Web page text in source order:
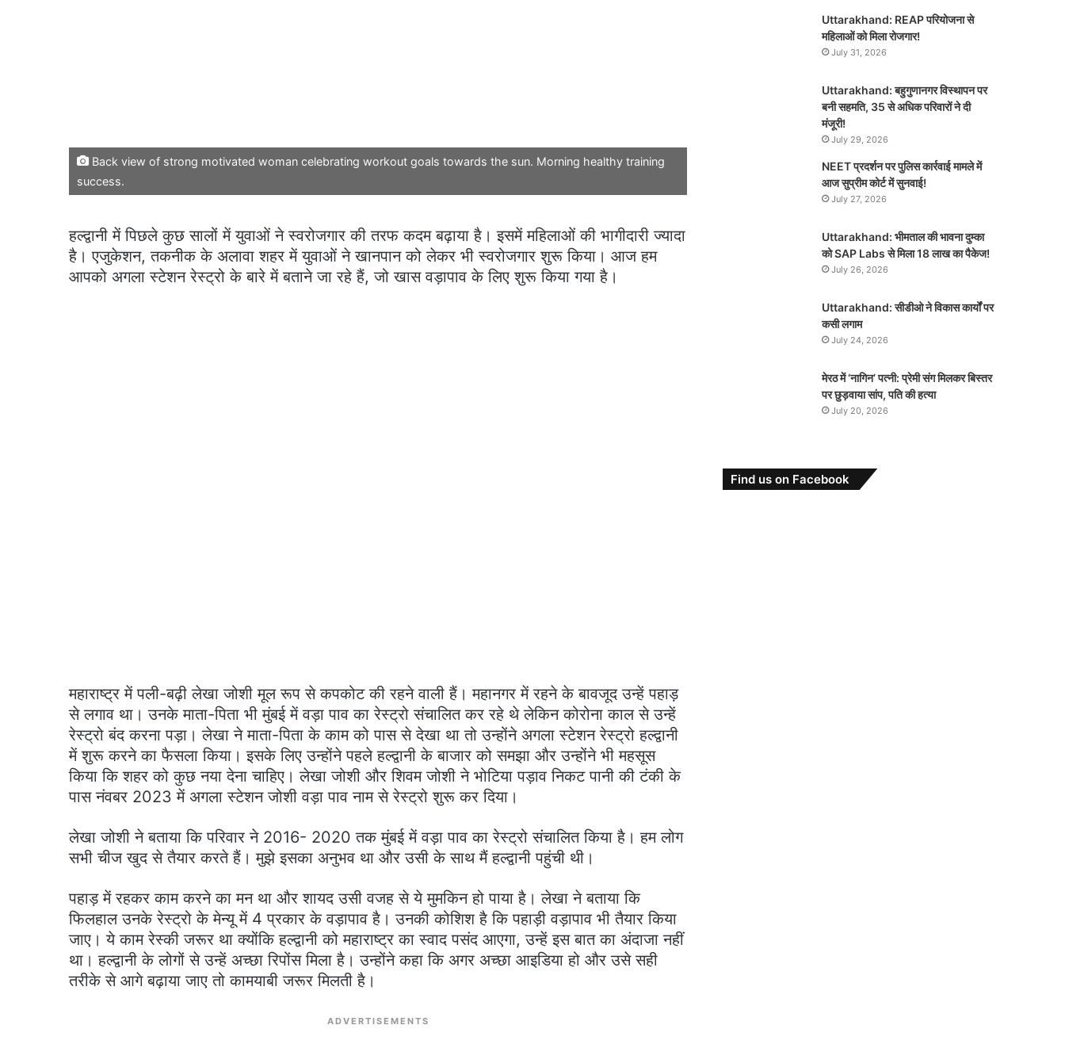
Back view of strong motivated woman celebrating workout goals towards the sun. Morning healthy training
success.
हल्द्वानी में पिछले कुछ सालों में युवाओं ने स्वरोजगार की तरफ कदम बढ़ाया है। इसमें महिलाओं की भागीदारी ज्यादा
है। एजुकेशन, तकनीक के अलावा शहर में युवाओं ने खानपान को लेकर भी स्वरोजगार शुरू किया। आज हम
आपको अगला स्टेशन रेस्ट्रो के बारे में बताने जा रहे हैं, जो खास वड़ापाव के लिए शुरू किया गया है।
महाराष्ट्र में पली-बढ़ी लेखा जोशी मूल रूप से कपकोट की रहने वाली हैं। महानगर में रहने के बावजूद उन्हें पहाड़
से लगाव था। उनके माता-पिता भी मुंबई में वड़ा पाव का रेस्ट्रो संचालित कर रहे थे लेकिन कोरोना काल से उन्हें
रेस्ट्रो बंद करना पड़ा। लेखा ने माता-पिता के काम को पास से देखा था तो उन्होंने अगला स्टेशन रेस्ट्रो हल्द्वानी
में शुरू करने का फैसला किया। इसके लिए उन्होंने पहले हल्द्वानी के बाजार को समझा और उन्होंने भी महसूस
किया कि शहर को कुछ नया देना चाहिए। लेखा जोशी और शिवम जोशी ने भोटिया पड़ाव निकट पानी की टंकी के
पास नंवबर 2023 में अगला स्टेशन जोशी वड़ा पाव नाम से रेस्ट्रो शुरू कर दिया।
लेखा जोशी ने बताया कि परिवार ने 2016- 2020 तक मुंबई में वड़ा पाव का रेस्ट्रो संचालित किया है। हम लोग
सभी चीज खुद से तैयार करते हैं। मुझे इसका अनुभव था और उसी के साथ मैं हल्द्वानी पहुंची थी।
पहाड़ में रहकर काम करने का मन था और शायद उसी वजह से ये मुमकिन हो पाया है। लेखा ने बताया कि
फिलहाल उनके रेस्ट्रो के मेन्यू में 4 प्रकार के वड़ापाव है। उनकी कोशिश है कि पहाड़ी वड़ापाव भी तैयार किया
जाए। ये काम रेस्की जरूर था क्योंकि हल्द्वानी को महाराष्ट्र का स्वाद पसंद आएगा, उन्हें इस बात का अंदाजा नहीं
था। हल्द्वानी के लोगों से उन्हें अच्छा रिपोंस मिला है। उन्होंने कहा कि अगर अच्छा आइडिया हो और उसे सही
तरीके से आगे बढ़ाया जाए तो कामयाबी जरूर मिलती है।
ADVERTISEMENTS
Uttarakhand: REAP परियोजना से
महिलाओं को मिला रोजगार!
July 31, 2026
Uttarakhand: बहुगुणानगर विस्थापन पर
बनी सहमति, 35 से अधिक परिवारों ने दी
मंजूरी!
July 29, 2026
NEET प्रदर्शन पर पुलिस कार्रवाई मामले में
आज सुप्रीम कोर्ट में सुनवाई!
July 27, 2026
Uttarakhand: भीमताल की भावना दुम्का
को SAP Labs से मिला 18 लाख का पैकेज!
July 26, 2026
Uttarakhand: सीडीओ ने विकास कार्यों पर
कसी लगाम
July 24, 2026
मेरठ में ‘नागिन’ पत्नी: प्रेमी संग मिलकर बिस्तर
पर छुड़वाया सांप, पति की हत्या
July 20, 2026
Find us on Facebook